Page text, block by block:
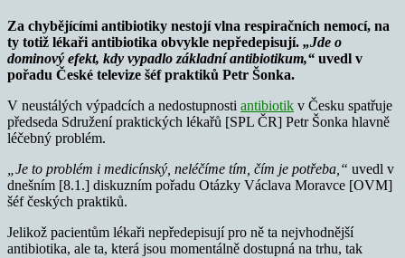
Za chybějícími antibiotiky nestojí vlna respiračních nemocí, na
ty totiž lékaři antibiotika obvykle nepředepisují. „Jde o
dominový efekt, kdy vypadlo základní antibiotikum,“ uvedl v
pořadu České televize šéf praktiků Petr Šonka.
V neustálých výpadcích a nedostupnosti antibiotik v Česku spatřuje
předseda Sdružení praktických lékařů [SPL ČR] Petr Šonka hlavně
léčebný problém.
„Je to problém i medicínský, neléčíme tím, čím je potřeba,“ uvedl v
dnešním [8.1.] diskuzním pořadu Otázky Václava Moravce [OVM]
šéf českých praktiků.
Jelikož pacientům lékaři nepředepisují pro ně ta nejvhodnější
antibiotika, ale ta, která jsou momentálně dostupná na trhu, tak